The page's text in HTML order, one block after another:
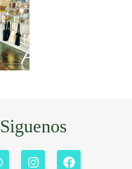
Siguenos